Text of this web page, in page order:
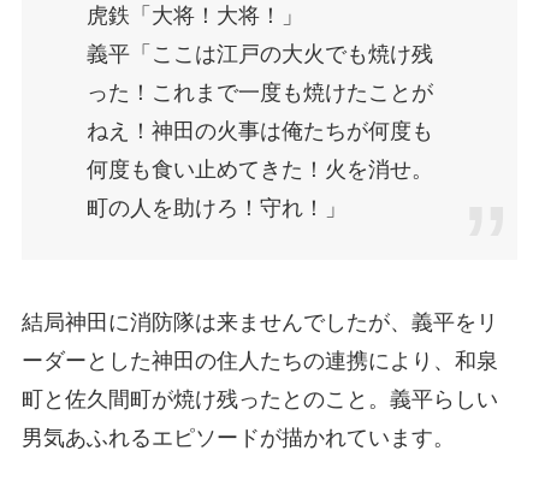
虎鉄「大将！大将！」
義平「ここは江戸の大火でも焼け残
った！これまで一度も焼けたことが
ねえ！神田の火事は俺たちが何度も
何度も食い止めてきた！火を消せ。
町の人を助けろ！守れ！」
結局神田に消防隊は来ませんでしたが、義平をリ
ーダーとした神田の住人たちの連携により、和泉
町と佐久間町が焼け残ったとのこと。義平らしい
男気あふれるエピソードが描かれています。